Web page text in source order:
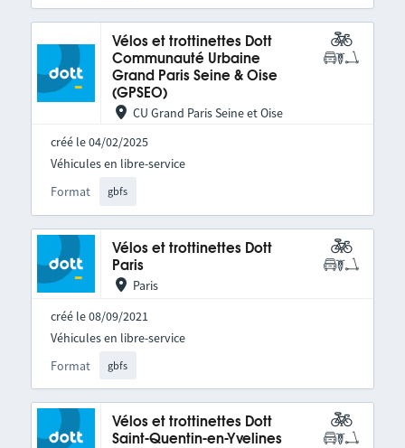
Vélos et trottinettes Dott
Communauté Urbaine
Grand Paris Seine & Oise
(GPSEO)
CU Grand Paris Seine et Oise
créé le 04/02/2025
Format gbfs
Véhicules en libre-service
Vélos et trottinettes Dott
Paris
Paris
créé le 08/09/2021
Format gbfs
Véhicules en libre-service
Vélos et trottinettes Dott
Saint-Quentin-en-Yvelines